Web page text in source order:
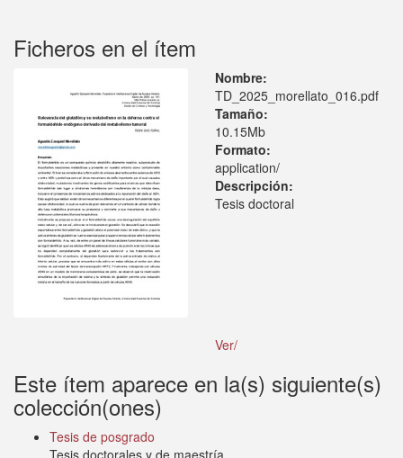
Ficheros en el ítem
Nombre:
TD_2025_morellato_016.pdf
Tamaño:
10.15Mb
Formato:
application/
Descripción:
Tesis doctoral
Ver/
Este ítem aparece en la(s) siguiente(s)
colección(ones)
Tesis de posgrado
Tesis doctorales y de maestría